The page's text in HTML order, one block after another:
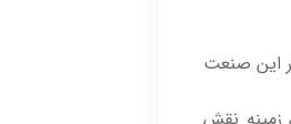
این صنعت